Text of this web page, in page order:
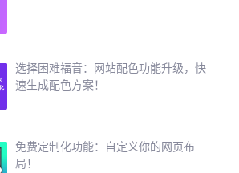
选择困难福音：网站配色功能升级，快
速生成配色方案！
免费定制化功能：自定义你的网页布
局！